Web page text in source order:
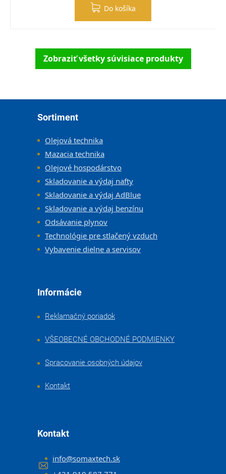
Do košíka
Zobraziť všetky súvisiace produkty
Sortiment
Olejová technika
Mazacia technika
Olejové hospodárstvo
Skladovanie a výdaj nafty
Skladovanie a výdaj AdBlue
Skladovanie a výdaj benzínu
Odsávanie plynov
Technológie pre stlačený vzduch
Vybavenie dielne a servisov
Informácie
Reklamačný poriadok
VŠEOBECNÉ OBCHODNÉ PODMIENKY
Spracovanie osobných údajov
Kontakt
Kontakt
info@somaxtech.sk